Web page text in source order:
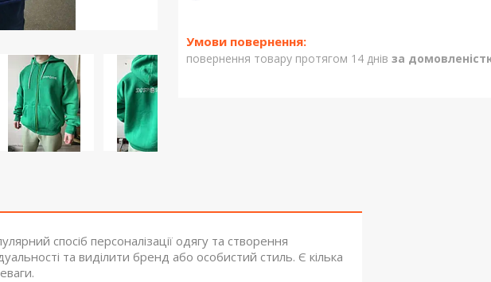
повернення товару протягом 14 днів за
спосіб персоналізації одягу та створення
та виділити бренд або особистий стиль. Є кілька